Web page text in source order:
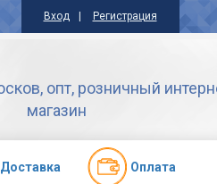
Вход Регистрация
опт, розничный
магазин
Доставкa Оплата